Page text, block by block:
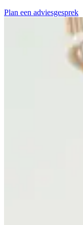
Plan een adviesgesprek